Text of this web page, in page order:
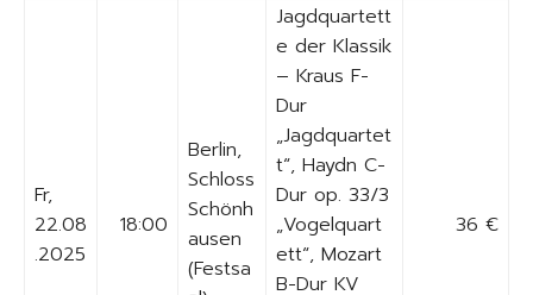
Fr,
22.08
.2025
18:00
Berlin,
Schloss
Schönh
ausen
(Festsa
Jagdquartett
e der Klassik
– Kraus F-
Dur
„Jagdquartet
t“, Haydn C-
Dur op. 33/3
„Vogelquart
ett“, Mozart
B-Dur KV
36 €